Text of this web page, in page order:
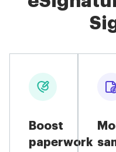
Boost
paperwork